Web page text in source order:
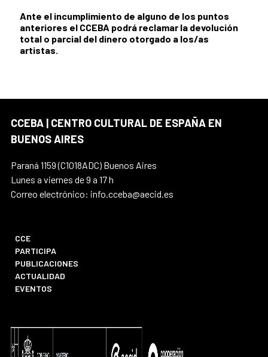
Ante el incumplimiento de alguno de los puntos
anteriores el CCEBA podrá reclamar la devolución
total o parcial del dinero otorgado a los/as
artistas.
CCEBA | CENTRO CULTURAL DE ESPAÑA EN
BUENOS AIRES
Paraná 1159 (C1018ADC) Buenos Aires
Lunes a viernes de 9 a 17 h
Correo electrónico: info.cceba@aecid.es
CCE
PARTICIPA
PUBLICACIONES
ACTUALIDAD
EVENTOS